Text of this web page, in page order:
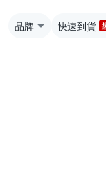
品牌 快速到貨